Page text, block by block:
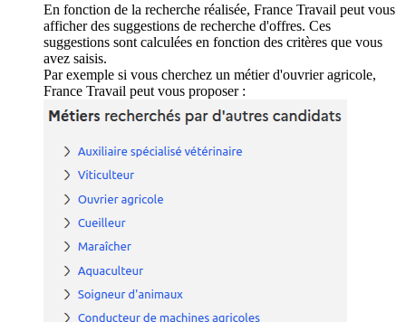
En fonction de la recherche réalisée, France Travail peut vous
afficher des suggestions de recherche d'offres. Ces
suggestions sont calculées en fonction des critères que vous
avez saisis.
Par exemple si vous cherchez un métier d'ouvrier agricole,
France Travail peut vous proposer :